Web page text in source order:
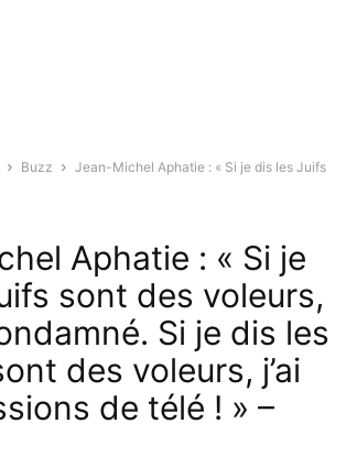
Buzz
Jean-Michel Aphatie : « Si je dis les Juifs
Aphatie : « Si je
sont des voleurs,
Si je dis les
des voleurs, j’ai
de télé ! » –